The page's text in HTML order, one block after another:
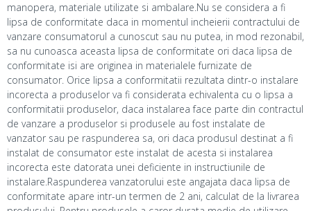
manopera, materiale utilizate si ambalare.Nu se considera a fi
lipsa de conformitate daca in momentul incheierii contractului de
vanzare consumatorul a cunoscut sau nu putea, in mod rezonabil,
sa nu cunoasca aceasta lipsa de conformitate ori daca lipsa de
conformitate isi are originea in materialele furnizate de
consumator. Orice lipsa a conformitatii rezultata dintr-o instalare
incorecta a produselor va fi considerata echivalenta cu o lipsa a
conformitatii produselor, daca instalarea face parte din contractul
de vanzare a produselor si produsele au fost instalate de
vanzator sau pe raspunderea sa, ori daca produsul destinat a fi
instalat de consumator este instalat de acesta si instalarea
incorecta este datorata unei deficiente in instructiunile de
instalare.Raspunderea vanzatorului este angajata daca lipsa de
conformitate apare intr-un termen de 2 ani, calculat de la livrarea